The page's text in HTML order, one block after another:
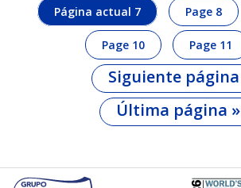
Página actual 7 Page 8
Page 10 Page 11
Siguiente página
Última página »